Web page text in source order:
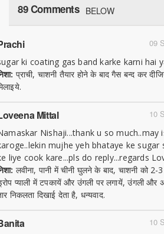
89 Comments BELOW
09
ki coating gas band karke karni hai
प्राची, चाशनी तैयार होने के बाद गैस बन्द कर
10
Mittal
Nishaji...thank u so much..may
mujhe yeh bhataye ke
liye cook kare...pls do reply...regards
लवीना, पानी में चीनी घुलने के बाद, चाशनी को
प्याली में टपकायें और उंगली पर लगायें, उंगली
निकलता दिखाई देता है, धन्यवाद.
10